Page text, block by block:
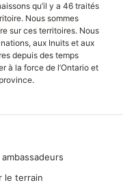
qu’il y a 46 traités
Nous sommes
sur ces territoires. Nous
aux Inuits et aux
depuis des temps
à la force de l’Ontario et
le terrain